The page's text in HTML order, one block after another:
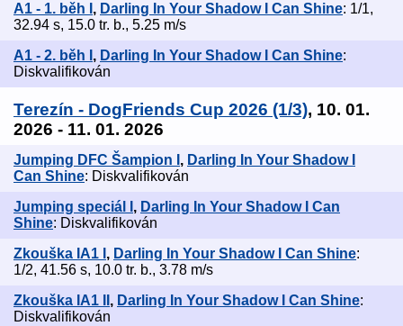
A1 - 1. běh I , Darling In Your Shadow I Can Shine: 1/1,
32.94 s, 15.0 tr. b., 5.25 m/s
A1 - 2. běh I , Darling In Your Shadow I Can Shine:
Diskvalifikován
Terezín - DogFriends Cup 2026 (1/3), 10. 01.
2026 - 11. 01. 2026
Jumping DFC Šampion I , Darling In Your Shadow I
Can Shine: Diskvalifikován
Jumping speciál I , Darling In Your Shadow I Can
Shine: Diskvalifikován
Zkouška IA1 I , Darling In Your Shadow I Can Shine:
1/2, 41.56 s, 10.0 tr. b., 3.78 m/s
Zkouška IA1 II , Darling In Your Shadow I Can Shine:
Diskvalifikován